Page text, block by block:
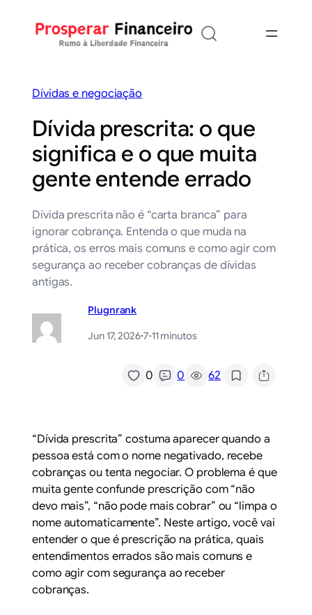
Dívidas e negociação
Dívida prescrita: o que
significa e o que muita
gente entende errado
Dívida prescrita não é “carta branca” para
ignorar cobrança. Entenda o que muda na
prática, os erros mais comuns e como agir com
segurança ao receber cobranças de dívidas
antigas.
Plugnrank
Jun 17, 2026·7-11 minutos
0 0 62/
“Dívida prescrita” costuma aparecer quando a
pessoa está com o nome negativado, recebe
cobranças ou tenta negociar. O problema é que
muita gente confunde prescrição com “não
devo mais”, “não pode mais cobrar” ou “limpa o
nome automaticamente”. Neste artigo, você vai
entender o que é prescrição na prática, quais
entendimentos errados são mais comuns e
como agir com segurança ao receber
cobranças.